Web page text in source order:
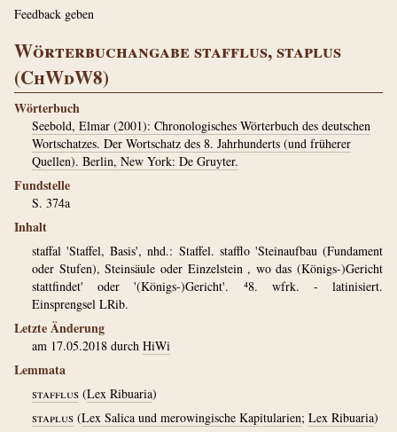
Feedback geben
Wörterbuchangabe stafflus, staplus
(ChWdW8)
Wörterbuch
Seebold, Elmar (2001): Chronologisches Wörterbuch des deutschen
Wortschatzes. Der Wortschatz des 8. Jahrhunderts (und früherer
Quellen). Berlin, New York: De Gruyter.
Fundstelle
S. 374a
Inhalt
staffal 'Staffel, Basis', nhd.: Staffel. stafflo 'Steinaufbau (Fundament
oder Stufen), Steinsäule oder Einzelstein , wo das (Königs-)Gericht
stattfindet' oder '(Königs-)Gericht'. ⁴8. wfrk. - latinisiert.
Einsprengsel LRib.
Letzte Änderung
am 17.05.2018 durch HiWi
Lemmata
stafflus (Lex Ribuaria)
staplus (Lex Salica und merowingische Kapitularien; Lex Ribuaria)